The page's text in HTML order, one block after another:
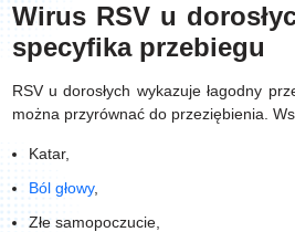
Wirus RSV u
specyfika przebiegu
RSV u dorosłych wykazuje łagodny
można przyrównać do przeziębienia.
Katar,
Ból głowy,
Złe samopoczucie,